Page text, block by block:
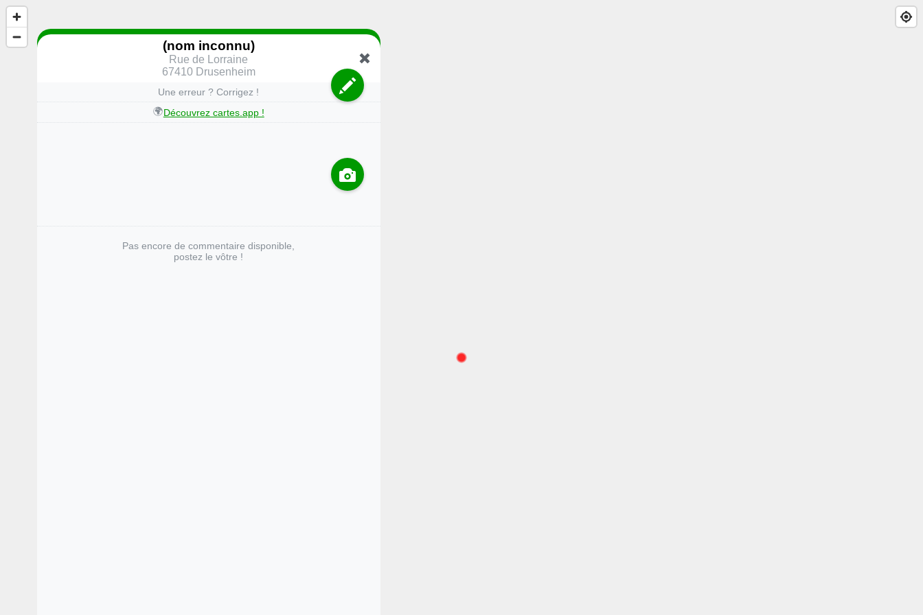
(nom inconnu)
Rue de Lorraine
67410 Drusenheim
Une erreur ? Corrigez !
🌍Découvrez cartes.app !
Pas encore de commentaire disponible,
postez le vôtre !